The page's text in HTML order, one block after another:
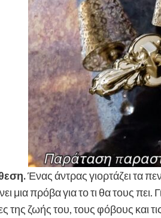
Ένας άντρας γιορτάζει τα
μια πρόβα για το τι θα τους
της ζωής του, τους φόβους και